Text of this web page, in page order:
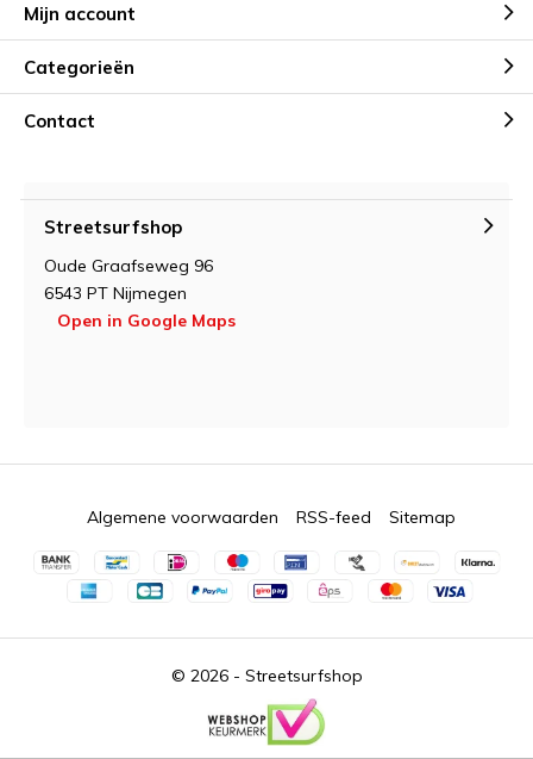
Mijn account
Categorieën
Contact
Streetsurfshop
Oude Graafseweg 96
6543 PT Nijmegen
Open in Google Maps
© 2026 - Streetsurfshop
Algemene voorwaarden RSS-feed Sitemap